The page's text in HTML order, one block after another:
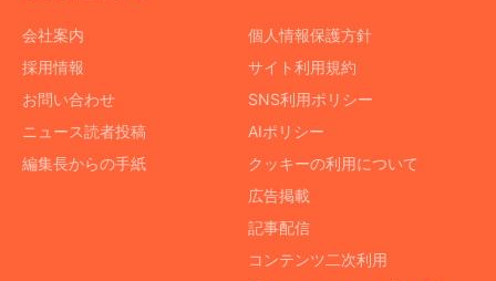
会社案内
採用情報
お問い合わせ
ニュース読者投稿
編集長からの手紙
個人情報保護方針
サイト利用規約
SNS利用ポリシー
AIポリシー
クッキーの利用について
広告掲載
記事配信
コンテンツ二次利用